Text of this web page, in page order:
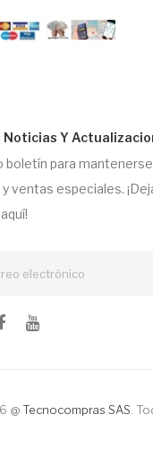
Y
para
ventas especiales.
@ Tecnocompras SAS .